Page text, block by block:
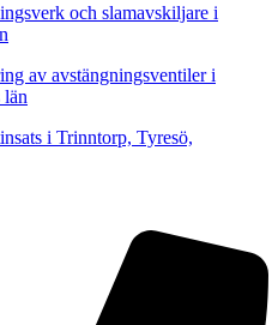
och slamavskiljare i
av avstängningsventiler i
län
i Trinntorp, Tyresö,